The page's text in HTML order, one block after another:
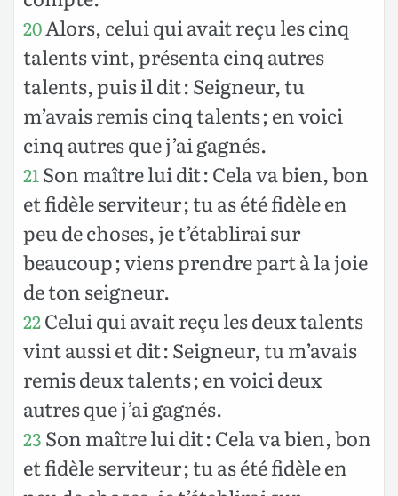
20Alors, celui qui avait reçu les cinq
talents vint, présenta cinq autres
talents, puis il dit : Seigneur, tu
m’avais remis cinq talents ; en voici
cinq autres que j’ai gagnés.
21 Son maître lui dit : Cela va bien, bon
et fidèle serviteur ; tu as été fidèle en
peu de choses, je t’établirai sur
beaucoup ; viens prendre part à la joie
de ton seigneur.
22Celui qui avait reçu les deux talents
vint aussi et dit : Seigneur, tu m’avais
remis deux talents ; en voici deux
autres que j’ai gagnés.
23 Son maître lui dit : Cela va bien, bon
et fidèle serviteur ; tu as été fidèle en